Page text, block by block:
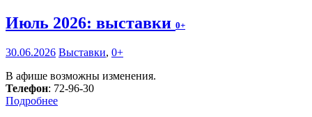
Июль 2026: выставки 0+
30.06.2026 Выставки, 0+
В афише возможны изменения.
Телефон: 72-96-30
Подробнее